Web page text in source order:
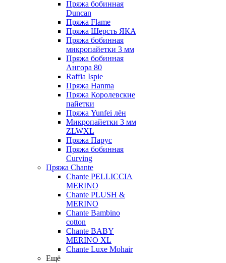
Пряжа бобинная
Duncan
Пряжа Flame
Пряжа Шерсть ЯКА
Пряжа бобинная
микропайетки 3 мм
Пряжа бобинная
Ангора 80
Raffia Ispie
Пряжа Hanma
Пряжа Королевские
пайетки
Пряжа Yunfei лён
Микропайетки 3 мм
ZLWXL
Пряжа Парус
Пряжа бобинная
Curving
Пряжа Chante
Chante PELLICCIA
MERINO
Chante PLUSH &
MERINO
Chante Bambino
cotton
Chante BABY
MERINO XL
Chante Luxe Mohair
Ещё